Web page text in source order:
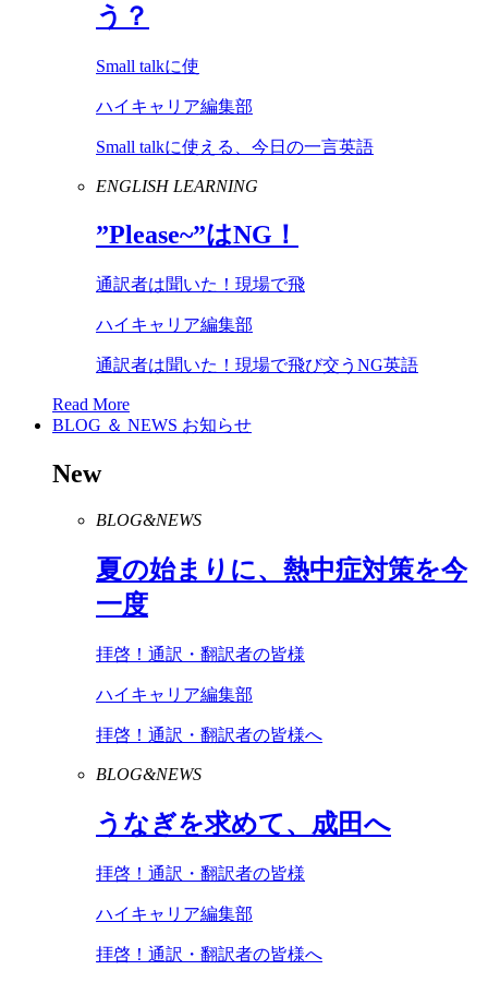
う？
Small talkに使
ハイキャリア編集部
Small talkに使える、今日の一言英語
ENGLISH LEARNING
”Please~”はNG ！
通訳者は聞いた！現場で飛
ハイキャリア編集部
通訳者は聞いた！現場で飛び交うNG英語
Read More
BLOG ＆ NEWS お知らせ
New
BLOG&NEWS
夏の始まりに、熱中症対策を今
一度
拝啓！通訳・翻訳者の皆様
ハイキャリア編集部
拝啓！通訳・翻訳者の皆様へ
BLOG&NEWS
うなぎを求めて、成田へ
拝啓！通訳・翻訳者の皆様
ハイキャリア編集部
拝啓！通訳・翻訳者の皆様へ